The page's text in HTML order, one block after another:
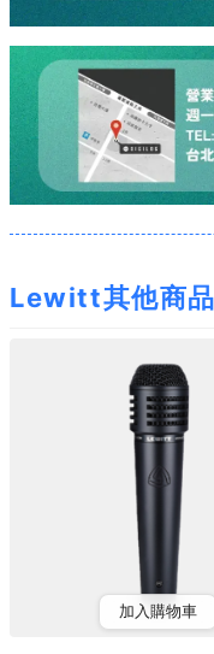
Lewitt其他商品
加入購物車